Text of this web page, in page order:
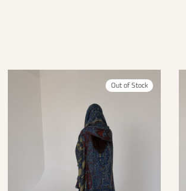
Out of Stock